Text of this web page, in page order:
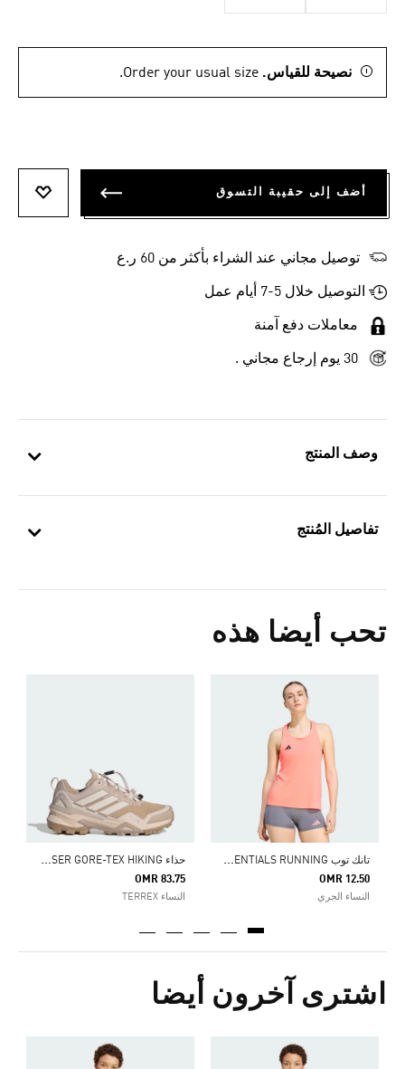
وصف المنتج
تفاصيل المُنتج
تحب أيضا هذه
ت
انك توب ADIZERO ESSENTIALS RUNNING
OMR 12.50
النساء الجري
ح
ذاء TERREX SKYCHASER GORE-TEX HIKING
OMR 83.75
النساء TERREX
اشترى آخرون أيضا
نصيحة للقياس. Order your usual size.
أضف إلى حقيبة التسوق
توصيل مجاني عند الشراء بأكثر من 60 ر.ع
التوصيل خلال 5-7 أيام عمل
معاملات دفع آمنة